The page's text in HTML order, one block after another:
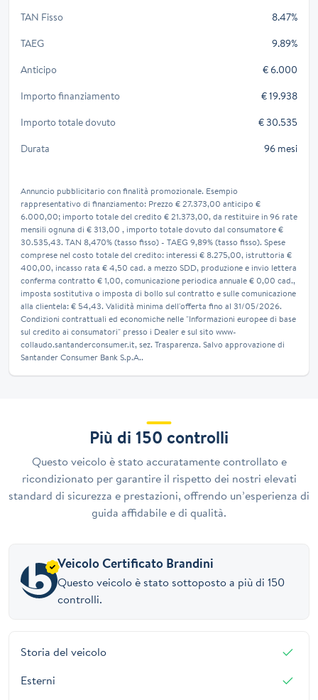
TAN Fisso
8.47%
TAEG
9.89%
Anticipo
€ 6.000
Importo finanziamento
€ 19.938
Importo totale dovuto
€ 30.535
Durata
96 mesi
Annuncio pubblicitario con finalità promozionale. Esempio
rappresentativo di finanziamento: Prezzo € 27.373,00 anticipo €
6.000,00; importo totale del credito € 21.373,00, da restituire in 96 rate
mensili ognuna di € 313,00 , importo totale dovuto dal consumatore €
30.535,43. TAN 8,470% (tasso fisso) - TAEG 9,89% (tasso fisso). Spese
comprese nel costo totale del credito: interessi € 8.275,00, istruttoria €
400,00, incasso rata € 4,50 cad. a mezzo SDD, produzione e invio lettera
conferma contratto € 1,00, comunicazione periodica annuale € 0,00 cad.,
imposta sostitutiva o imposta di bollo sul contratto e sulle comunicazione
alla clientela: € 54,43. Validità minima dell'offerta fino al 31/05/2026.
Condizioni contrattuali ed economiche nelle "Informazioni europee di base
sul credito ai consumatori" presso i Dealer e sul sito www-
collaudo.santanderconsumer.it, sez. Trasparenza. Salvo approvazione di
Santander Consumer Bank S.p.A..
Più di 150 controlli
Questo veicolo è stato accuratamente controllato e
ricondizionato per garantire il rispetto dei nostri elevati
standard di sicurezza e prestazioni, offrendo un’esperienza di
guida affidabile e di qualità.
Veicolo Certificato Brandini
Questo veicolo è stato sottoposto a più di 150
controlli.
Storia del veicolo
Esterni